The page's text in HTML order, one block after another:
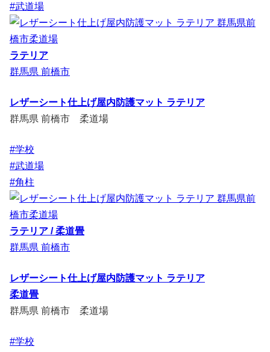
#武道場
ラテリア
群馬県 前橋市
レザーシート仕上げ屋内防護マット ラテリア
群馬県 前橋市 柔道場
#学校
#武道場
#角柱
ラテリア / 柔道畳
群馬県 前橋市
レザーシート仕上げ屋内防護マット ラテリア
柔道畳
群馬県 前橋市 柔道場
#学校